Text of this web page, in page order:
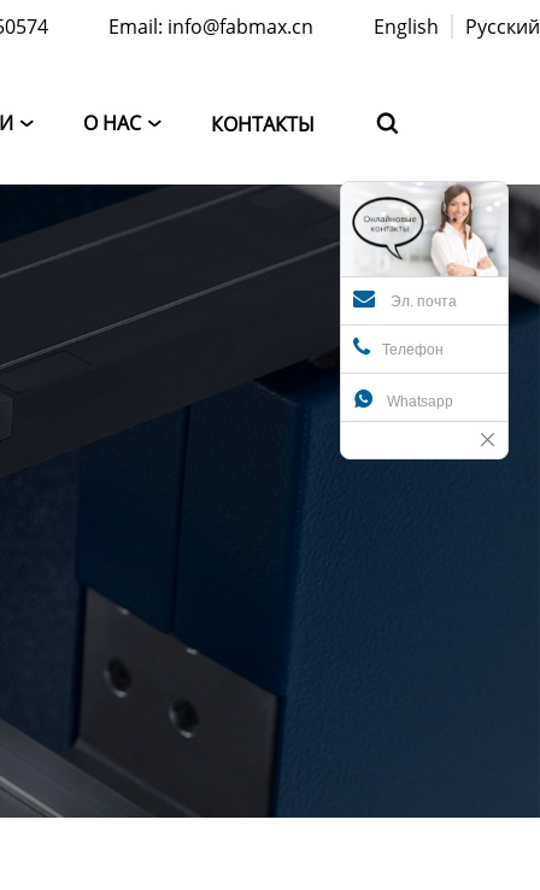
Email: info@fabmax.cn English Русский
 О НАС  КОНТАКТЫ 
Эл. почта
Телефон
 Whatsapp